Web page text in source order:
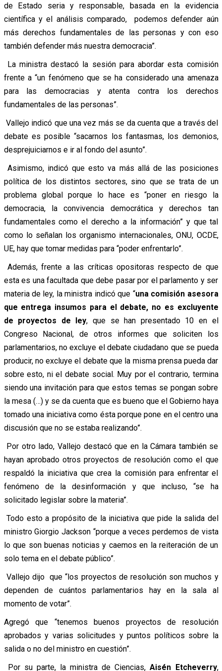
de Estado seria y responsable, basada en la evidencia
científica y el análisis comparado, podemos defender aún
más derechos fundamentales de las personas y con eso
también defender más nuestra democracia”.
La ministra destacó la sesión para abordar esta comisión
frente a “un fenómeno que se ha considerado una amenaza
para las democracias y atenta contra los derechos
fundamentales de las personas”.
Vallejo indicó que una vez más se da cuenta que a través del
debate es posible “sacarnos los fantasmas, los demonios,
desprejuiciarnos e ir al fondo del asunto”.
Asimismo, indicó que esto va más allá de las posiciones
política de los distintos sectores, sino que se trata de un
problema global porque lo hace es “poner en riesgo la
democracia, la convivencia democrática y derechos tan
fundamentales como el derecho a la información” y que tal
como lo señalan los organismo internacionales, ONU, OCDE,
UE, hay que tomar medidas para “poder enfrentarlo”.
Además, frente a las críticas opositoras respecto de que
esta es una facultada que debe pasar por el parlamento y ser
materia de ley, la ministra indicó que “una comisión asesora
que entrega insumos para el debate, no es excluyente
de proyectos de ley, que se han presentado 10 en el
Congreso Nacional, de otros informes que soliciten los
parlamentarios, no excluye el debate ciudadano que se pueda
producir, no excluye el debate que la misma prensa pueda dar
sobre esto, ni el debate social. Muy por el contrario, termina
siendo una invitación para que estos temas se pongan sobre
la mesa (…) y se da cuenta que es bueno que el Gobierno haya
tomado una iniciativa como ésta porque pone en el centro una
discusión que no se estaba realizando”.
Por otro lado, Vallejo destacó que en la Cámara también se
hayan aprobado otros proyectos de resolución como el que
respaldó la iniciativa que crea la comisión para enfrentar el
fenómeno de la desinformación y que incluso, “se ha
solicitado legislar sobre la materia”.
Todo esto a propósito de la iniciativa que pide la salida del
ministro Giorgio Jackson “porque a veces perdemos de vista
lo que son buenas noticias y caemos en la reiteración de un
solo tema en el debate público”.
Vallejo dijo que “los proyectos de resolución son muchos y
dependen de cuántos parlamentarios hay en la sala al
momento de votar”.
Agregó que “tenemos buenos proyectos de resolución
aprobados y varias solicitudes y puntos políticos sobre la
salida o no del ministro en cuestión”.
Por su parte, la ministra de Ciencias,Aisén Etcheverry,